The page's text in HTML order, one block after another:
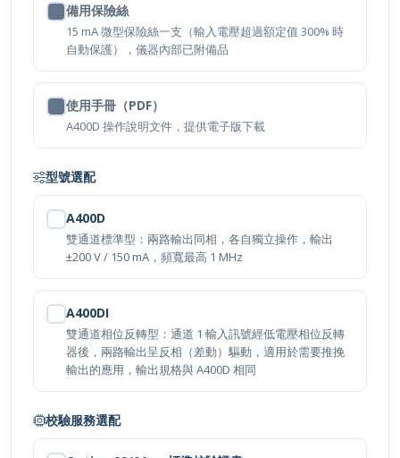
備用保險絲
15 mA 微型保險絲一支（輸入電壓超過額定值 300% 時
自動保護），儀器內部已附備品
使用手冊（PDF）
A400D 操作說明文件，提供電子版下載
型號選配
A400D
雙通道標準型：兩路輸出同相，各自獨立操作，輸出
±200 V / 150 mA，頻寬最高 1 MHz
A400DI
雙通道相位反轉型：通道 1 輸入訊號經低電壓相位反轉
器後，兩路輸出呈反相（差動）驅動，適用於需要推挽
輸出的應用，輸出規格與 A400D 相同
校驗服務選配